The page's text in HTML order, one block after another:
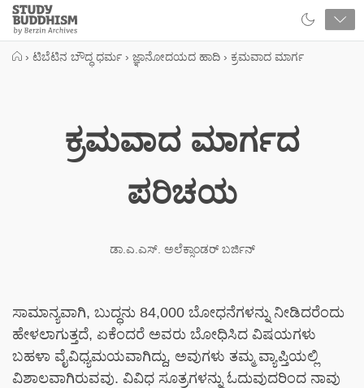
Close
Study
Buddhism
› ಟಿಬೆಟಿನ ಬೌದ್ಧ ಧರ್ಮ › ಜ್ಞಾನೋದಯದ ಹಾದಿ › ಕ್ರಮವಾದ ಮಾರ್ಗ
ಕ್ರಮವಾದ ಮಾರ್ಗದ
ಪರಿಚಯ
ಡಾ.ಎ.ಎಸ್. ಅಲೆಕ್ಸಾಂಡರ್ ಬರ್ಜಿನ್
ಸಾಮಾನ್ಯವಾಗಿ, ಬುದ್ಧನು 84,000 ಬೋಧನೆಗಳನ್ನು ನೀಡಿದರೆಂದು
ಹೇಳಲಾಗುತ್ತದೆ, ಏಕೆಂದರೆ ಅವರು ಬೋಧಿಸಿದ ವಿಷಯಗಳು
ಬಹಳಾ ವೈವಿಧ್ಯಮಯವಾಗಿದ್ದು, ಅವುಗಳು ತಮ್ಮ ವ್ಯಾಪ್ತಿಯಲ್ಲಿ
ವಿಶಾಲವಾಗಿರುವವು. ವಿವಿಧ ಸೂತ್ರಗಳನ್ನು ಓದುವುದರಿಂದ ನಾವು